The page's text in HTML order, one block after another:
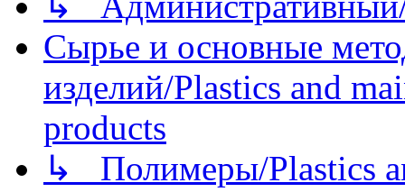
Сырье и основные
изделий/Plastics and
products
↳ Полимеры/Plastics